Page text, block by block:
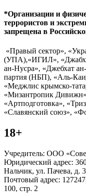
*Организации и
террористов и
запрещена в
«Правый сектор»,
(УПА),«ИГИЛ»,
ан-Нусра», «Джебхат
партия (НБП), «Аль-
«Меджлис крымско-
«Мизантропик
«Артподготовка»,
«Славянский союз»,
18+
Учредитель: ООО
Юридический адрес:
Нальчик, ул. Пачева, д.
Почтовый адрес:
100, стр. 2